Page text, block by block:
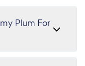
Plum For